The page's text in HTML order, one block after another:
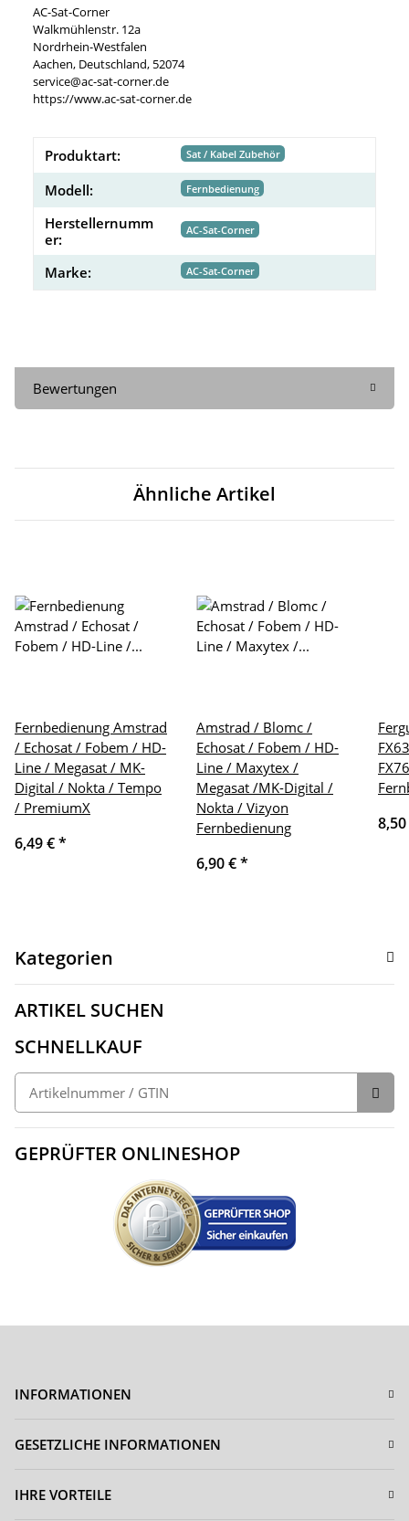
AC-Sat-Corner
Walkmühlenstr. 12a
Nordrhein-Westfalen
Aachen, Deutschland, 52074
service@ac-sat-corner.de
https://www.ac-sat-corner.de
Produktart: Sat / Kabel Zubehör
Modell: Fernbedienung
Herstellernumm
er:
AC-Sat-Corner
Marke: AC-Sat-Corner
Bewertungen
Ähnliche Artikel
Fernbedienung Amstrad
/ Echosat / Fobem / HD-
Line / Megasat / MK-
Digital / Nokta / Tempo
/ PremiumX
6,49 €*
Amstrad / Blomc /
Echosat / Fobem / HD-
Line / Maxytex /
Megasat /MK-Digital /
Nokta / Vizyon
Fernbedienung
6,90 €*
Kategorien
ARTIKEL SUCHEN
SCHNELLKAUF
GEPRÜFTER ONLINESHOP
INFORMATIONEN
GESETZLICHE INFORMATIONEN
IHRE VORTEILE